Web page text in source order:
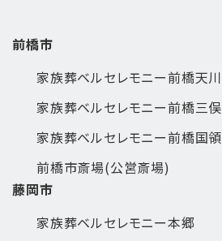
前橋市
家族葬ベルセレモニー前橋天川
家族葬ベルセレモニー前橋三俣
家族葬ベルセレモニー前橋国領
前橋市斎場(公営斎場)
藤岡市
家族葬ベルセレモニー本郷